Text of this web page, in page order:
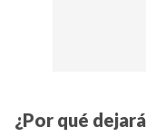
¿Por qué